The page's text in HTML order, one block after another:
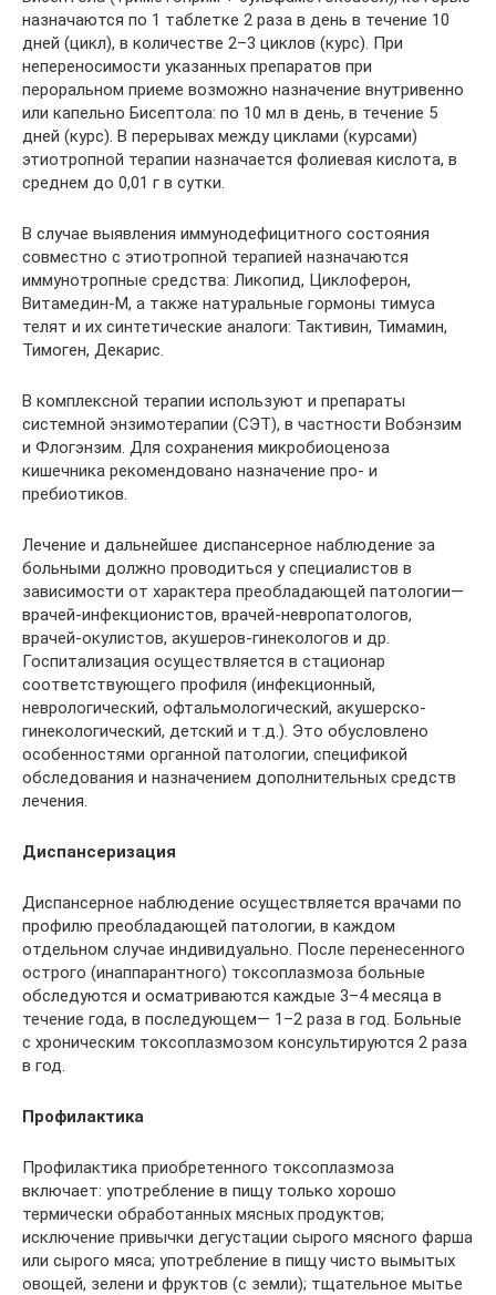
назначаются по 1 таблетке 2 раза в день в течение 10
дней (цикл), в количестве 2–3 циклов (курс). При
непереносимости указанных препаратов при
пероральном приеме возможно назначение внутривенно
или капельно Бисептола: по 10 мл в день, в течение 5
дней (курс). В перерывах между циклами (курсами)
этиотропной терапии назначается фолиевая кислота, в
среднем до 0,01 г в сутки.
В случае выявления иммунодефицитного состояния
совместно с этиотропной терапией назначаются
иммунотропные средства: Ликопид, Циклоферон,
Витамедин-М, а также натуральные гормоны тимуса
телят и их синтетические аналоги: Тактивин, Тимамин,
Тимоген, Декарис.
В комплексной терапии используют и препараты
системной энзимотерапии (СЭТ), в частности Вобэнзим
и Флогэнзим. Для сохранения микробиоценоза
кишечника рекомендовано назначение про- и
пребиотиков.
Лечение и дальнейшее диспансерное наблюдение за
больными должно проводиться у специалистов в
зависимости от характера преобладающей патологии—
врачей-инфекционистов, врачей-невропатологов,
врачей-окулистов, акушеров-гинекологов и др.
Госпитализация осуществляется в стационар
соответствующего профиля (инфекционный,
неврологический, офтальмологический, акушерско-
гинекологический, детский и т.д.). Это обусловлено
особенностями органной патологии, спецификой
обследования и назначением дополнительных средств
лечения.
Диспансеризация
Диспансерное наблюдение осуществляется врачами по
профилю преобладающей патологии, в каждом
отдельном случае индивидуально. После перенесенного
острого (инаппарантного) токсоплазмоза больные
обследуются и осматриваются каждые 3–4 месяца в
течение года, в последующем— 1–2 раза в год. Больные
с хроническим токсоплазмозом консультируются 2 раза
в год.
Профилактика
Профилактика приобретенного токсоплазмоза
включает: употребление в пищу только хорошо
термически обработанных мясных продуктов;
исключение привычки дегустации сырого мясного фарша
или сырого мяса; употребление в пищу чисто вымытых
овощей, зелени и фруктов (с земли); тщательное мытье